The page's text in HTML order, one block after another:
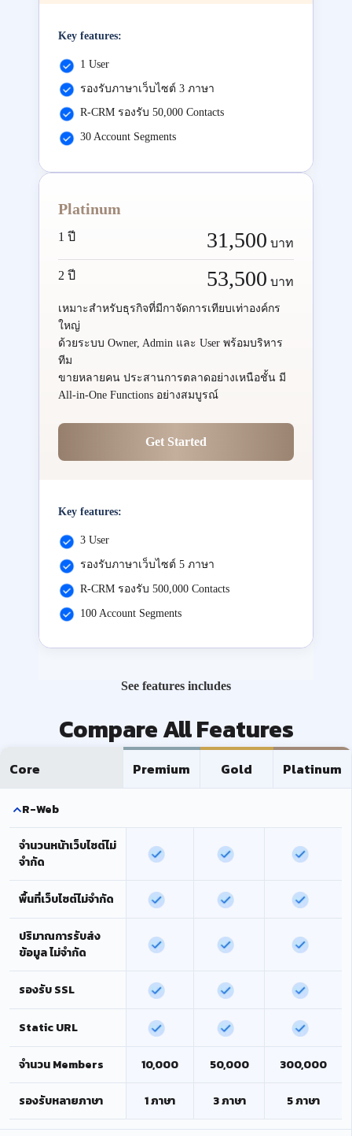
Key features:
1 User
รองรับภาษาเว็บไซต์ 3 ภาษา
R-CRM รองรับ 50,000 Contacts
30 Account Segments
Platinum
1 ปี 31,500 บาท
2 ปี 53,500 บาท
เหมาะสำหรับธุรกิจที่มีกาจัดการเทียบเท่าองค์กร
ใหญ่
ด้วยระบบ Owner, Admin และ User พร้อมบริหาร
ทีม
ขายหลายคน ประสานการตลาดอย่างเหนือชั้น มี
All-in-One Functions อย่างสมบูรณ์
Get Started
Key features:
3 User
รองรับภาษาเว็บไซต์ 5 ภาษา
R-CRM รองรับ 500,000 Contacts
100 Account Segments
See features includes
Compare All Features
Core Premium Gold Platinum
R-Web
จำนวนหน้าเว็บไซต์ไม่
จำกัด
พื้นที่เว็บไซต์ไม่จำกัด
ปริมาณการรับส่ง
ข้อมูล ไม่จำกัด
รองรับ SSL
Static URL
จำนวน Members 10,000 50,000 300,000
รองรับหลายภาษา 1 ภาษา 3 ภาษา 5 ภาษา